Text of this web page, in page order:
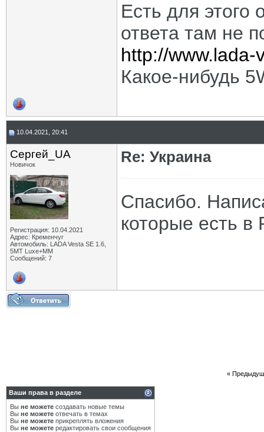
Есть для этого
ответа там не
http://
Какое-нибудь
10.04.2021, 20:41
Сергей_UA
Новичок
Регистрация: 10.04.2021
Адрес: Кременчуг
Автомобиль: LADA Vesta SE 1.6,
5МТ Luxe+MM
Сообщений: 7
Re: Украина
Спасибо.
которые есть в
«
Ваши права в разделе
Вы не можете создавать новые темы
Вы не можете отвечать в темах
Вы не можете прикреплять вложения
Вы не можете редактировать свои сообщения